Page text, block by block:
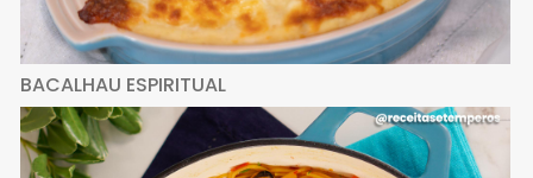
BACALHAU ESPIRITUAL